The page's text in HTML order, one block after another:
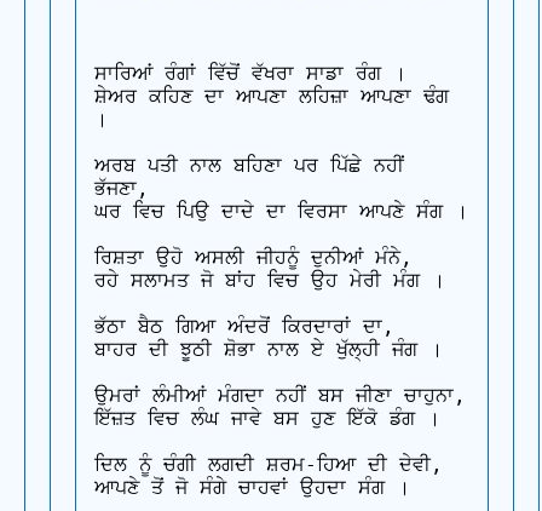
ਸਾਰਿਆਂ ਰੰਗਾਂ ਵਿੱਚੋਂ ਵੱਖਰਾ ਸਾਡਾ ਰੰਗ ।
ਸ਼ੇਅਰ ਕਹਿਣ ਦਾ ਆਪਣਾ ਲਹਿਜ਼ਾ ਆਪਣਾ ਢੰਗ
।
ਅਰਬ ਪਤੀ ਨਾਲ ਬਹਿਣਾ ਪਰ ਪਿੱਛੇ ਨਹੀਂ
ਭੱਜਣਾ,
ਘਰ ਵਿਚ ਪਿਉ ਦਾਦੇ ਦਾ ਵਿਰਸਾ ਆਪਣੇ ਸੰਗ ।
ਰਿਸ਼ਤਾ ਉਹੋ ਅਸਲੀ ਜੀਹਨੂੰ ਦੁਨੀਆਂ ਮੰਨੇ,
ਰਹੇ ਸਲਾਮਤ ਜੋ ਬਾਂਹ ਵਿਚ ਉਹ ਮੇਰੀ ਮੰਗ ।
ਭੱਠਾ ਬੈਠ ਗਿਆ ਅੰਦਰੋਂ ਕਿਰਦਾਰਾਂ ਦਾ,
ਬਾਹਰ ਦੀ ਝੂਠੀ ਸ਼ੋਭਾ ਨਾਲ ਏ ਖੁੱਲ੍ਹੀ ਜੰਗ ।
ਉਮਰਾਂ ਲੰਮੀਆਂ ਮੰਗਦਾ ਨਹੀਂ ਬਸ ਜੀਣਾ ਚਾਹੁਨਾ,
ਇੱਜ਼ਤ ਵਿਚ ਲੰਘ ਜਾਵੇ ਬਸ ਹੁਣ ਇੱਕੋ ਡੰਗ ।
ਦਿਲ ਨੂੰ ਚੰਗੀ ਲਗਦੀ ਸ਼ਰਮ-ਹਿਆ ਦੀ ਦੇਵੀ,
ਆਪਣੇ ਤੋਂ ਜੋ ਸੰਗੇ ਚਾਹਵਾਂ ਉਹਦਾ ਸੰਗ ।